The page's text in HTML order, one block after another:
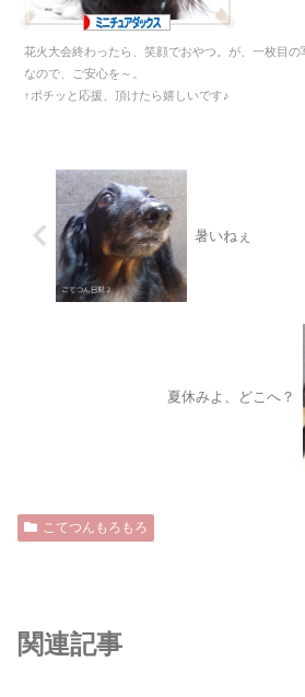
花火大会終わったら、笑顔でおやつ。が、一枚目の
なので、ご安心を～。
↑ポチッと応援、頂けたら嬉しいです♪
暑いねぇ
夏休みよ、どこへ？
こてつんもろもろ
関連記事